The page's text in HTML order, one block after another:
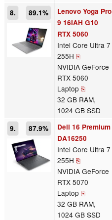
8. 89.1%
Lenovo Yoga Pro
9 16IAH G10
RTX 5060
Intel Core Ultra 7
255H ⎘
NVIDIA GeForce
RTX 5060
Laptop ⎘
32 GB RAM,
1024 GB SSD
9. 87.9%
Dell 16 Premium
DA16250
Intel Core Ultra 7
255H ⎘
NVIDIA GeForce
RTX 5070
Laptop ⎘
32 GB RAM,
1024 GB SSD